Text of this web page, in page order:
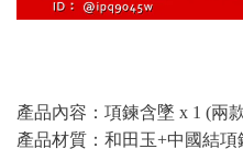
產品內容：項鍊含墜 x 1 (兩
產品材質：和田玉+中國結